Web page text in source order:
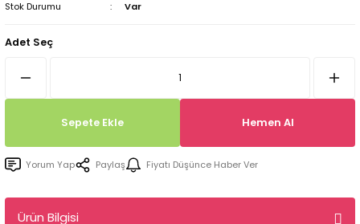
Tütsülük Silikonkalıpları
Stok Durumu
Var
Adet Seç
Sepete Ekle Hemen Al
Yorum Yap Paylaş Fiyatı Düşünce Haber Ver
Ürün Bilgisi